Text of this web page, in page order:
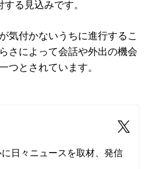
る見込みです。
気付かないうちに進行するこ
さによって会話や外出の機会
つとされています。
日々ニュースを取材、発信